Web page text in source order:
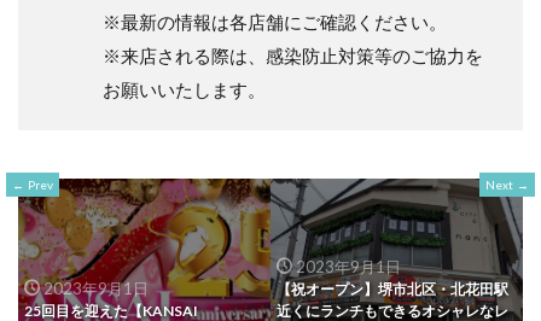
※最新の情報は各店舗にご確認ください。
※来店される際は、感染防止対策等のご協力を
お願いいたします。
Prev
2023年9月1日
25回目を迎えた【KANSAI
Next
2023年9月1日
【祝オープン】堺市北区・北花田駅
近くにランチもできるオシャレなレ